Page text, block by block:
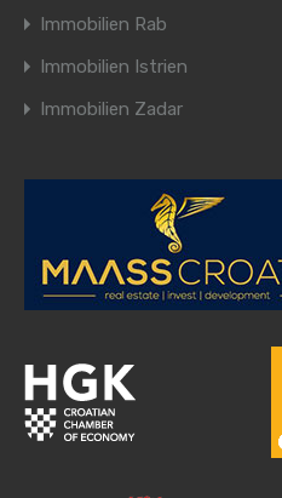
Immobilien Rab
Immobilien Istrien
Immobilien Zadar